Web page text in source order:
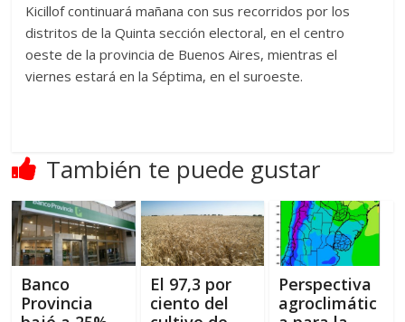
Kicillof continuará mañana con sus recorridos por los
distritos de la Quinta sección electoral, en el centro
oeste de la provincia de Buenos Aires, mientras el
viernes estará en la Séptima, en el suroeste.
También te puede gustar
Banco
Provincia
El 97,3 por
ciento del
Perspectiva
agroclimátic